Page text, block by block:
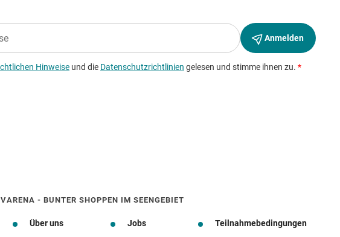
VARENA - BUNTER SHOPPEN IM SEENGEBIET
Über uns Jobs Teilnahmebedingungen